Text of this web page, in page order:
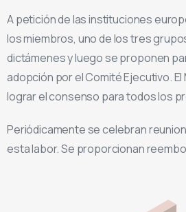
A petición de las instituciones
los miembros, uno de los tres
dictámenes y luego se proponen
adopción por el Comité Ejecutivo.
lograr el consenso para todos los
Periódicamente se celebran
esta labor. Se proporcionan